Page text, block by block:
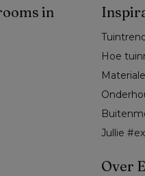
in
Hoe
Jullie
Over